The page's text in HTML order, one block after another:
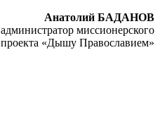
Анатолий БАДАНОВ
администратор миссионерского
проекта «Дышу Православием»